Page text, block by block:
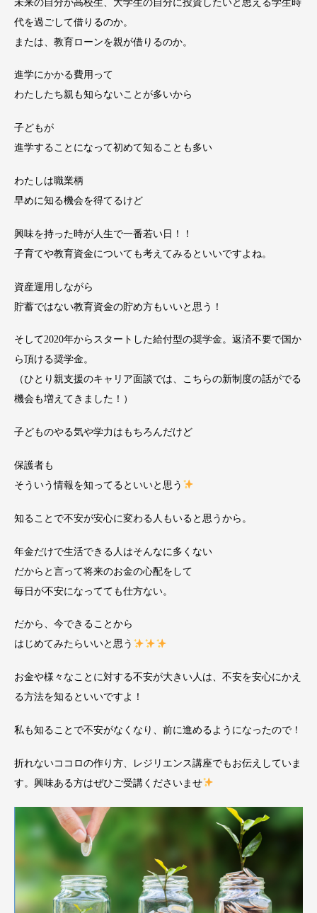
未来の自分が高校生、大学生の自分に投資したいと思える学生時
代を過ごして借りるのか。
または、教育ローンを親が借りるのか。
進学にかかる費用って
わたしたち親も知らないことが多いから
子どもが
進学することになって初めて知ることも多い
わたしは職業柄
早めに知る機会を得てるけど
興味を持った時が人生で一番若い日！！
子育てや教育資金についても考えてみるといいですよね。
資産運用しながら
貯蓄ではない教育資金の貯め方もいいと思う！
そして2020年からスタートした給付型の奨学金。返済不要で国か
ら頂ける奨学金。
（ひとり親支援のキャリア面談では、こちらの新制度の話がでる
機会も増えてきました！）
子どものやる気や学力はもちろんだけど
保護者も
そういう情報を知ってるといいと思う
知ることで不安が安心に変わる人もいると思うから。
年金だけで生活できる人はそんなに多くない
だからと言って将来のお金の心配をして
毎日が不安になってても仕方ない。
だから、今できることから
はじめてみたらいいと思う
お金や様々なことに対する不安が大きい人は、不安を安心にかえ
る方法を知るといいですよ！
私も知ることで不安がなくなり、前に進めるようになったので！
折れないココロの作り方、レジリエンス講座でもお伝えしていま
す。興味ある方はぜひご受講くださいませ